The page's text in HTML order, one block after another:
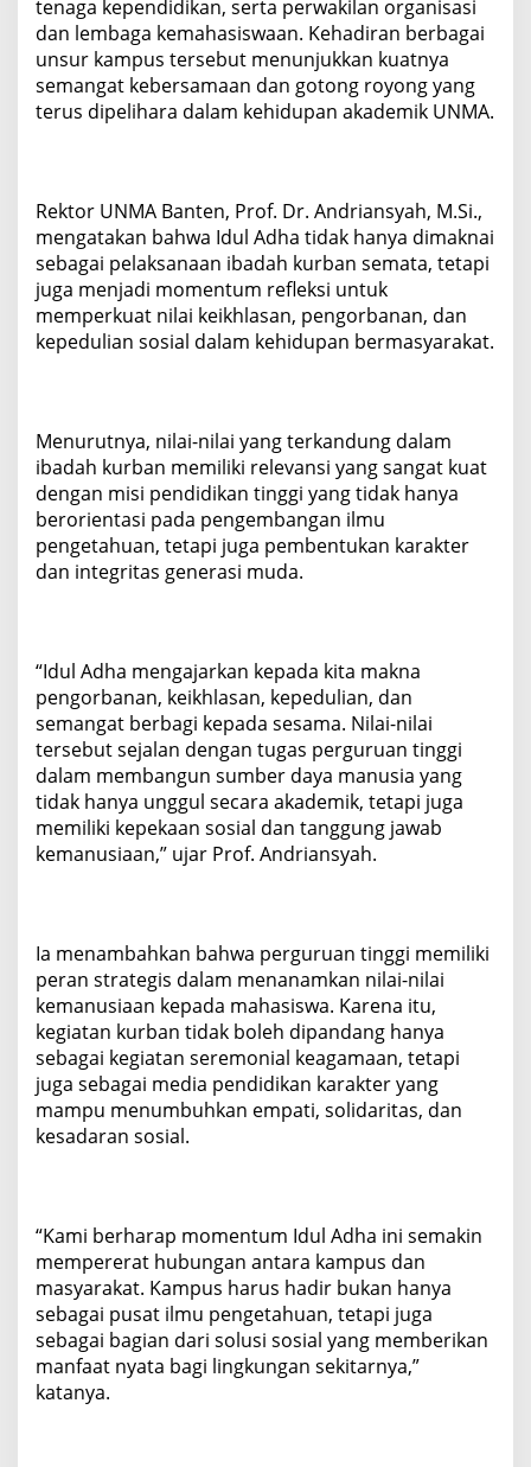
tenaga kependidikan, serta perwakilan organisasi
dan lembaga kemahasiswaan. Kehadiran berbagai
unsur kampus tersebut menunjukkan kuatnya
semangat kebersamaan dan gotong royong yang
terus dipelihara dalam kehidupan akademik UNMA.
Rektor UNMA Banten, Prof. Dr. Andriansyah, M.Si.,
mengatakan bahwa Idul Adha tidak hanya dimaknai
sebagai pelaksanaan ibadah kurban semata, tetapi
juga menjadi momentum refleksi untuk
memperkuat nilai keikhlasan, pengorbanan, dan
kepedulian sosial dalam kehidupan bermasyarakat.
Menurutnya, nilai-nilai yang terkandung dalam
ibadah kurban memiliki relevansi yang sangat kuat
dengan misi pendidikan tinggi yang tidak hanya
berorientasi pada pengembangan ilmu
pengetahuan, tetapi juga pembentukan karakter
dan integritas generasi muda.
“Idul Adha mengajarkan kepada kita makna
pengorbanan, keikhlasan, kepedulian, dan
semangat berbagi kepada sesama. Nilai-nilai
tersebut sejalan dengan tugas perguruan tinggi
dalam membangun sumber daya manusia yang
tidak hanya unggul secara akademik, tetapi juga
memiliki kepekaan sosial dan tanggung jawab
kemanusiaan,” ujar Prof. Andriansyah.
Ia menambahkan bahwa perguruan tinggi memiliki
peran strategis dalam menanamkan nilai-nilai
kemanusiaan kepada mahasiswa. Karena itu,
kegiatan kurban tidak boleh dipandang hanya
sebagai kegiatan seremonial keagamaan, tetapi
juga sebagai media pendidikan karakter yang
mampu menumbuhkan empati, solidaritas, dan
kesadaran sosial.
“Kami berharap momentum Idul Adha ini semakin
mempererat hubungan antara kampus dan
masyarakat. Kampus harus hadir bukan hanya
sebagai pusat ilmu pengetahuan, tetapi juga
sebagai bagian dari solusi sosial yang memberikan
manfaat nyata bagi lingkungan sekitarnya,”
katanya.